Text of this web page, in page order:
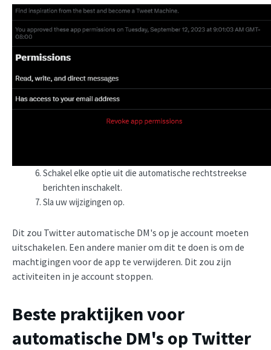
Schakel elke optie uit die automatische rechtstreekse
berichten inschakelt.
Sla uw wijzigingen op.
Dit zou Twitter automatische DM's op je account moeten
uitschakelen. Een andere manier om dit te doen is om de
machtigingen voor de app te verwijderen. Dit zou zijn
activiteiten in je account stoppen.
Beste praktijken voor
automatische DM's op Twitter